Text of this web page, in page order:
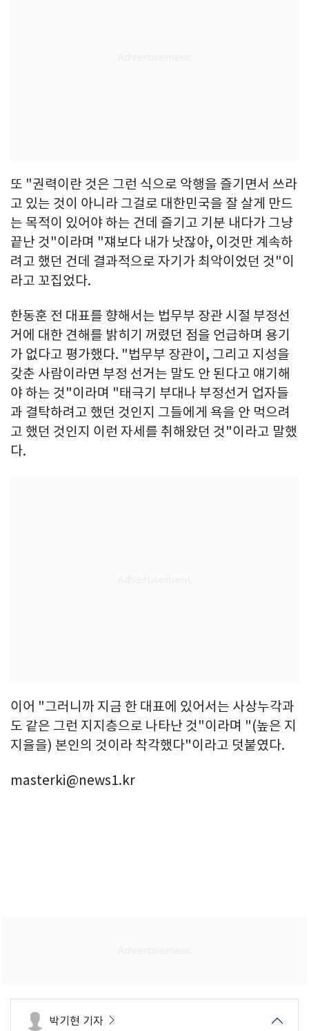
또 "권력이란 것은 그런 식으로 악행을 즐기면서 쓰라
고 있는 것이 아니라 그걸로 대한민국을 잘 살게 만드
는 목적이 있어야 하는 건데 즐기고 기분 내다가 그냥
끝난 것"이라며 "쟤보다 내가 낫잖아, 이것만 계속하
려고 했던 건데 결과적으로 자기가 최악이었던 것"이
라고 꼬집었다.
한동훈 전 대표를 향해서는 법무부 장관 시절 부정선
거에 대한 견해를 밝히기 꺼렸던 점을 언급하며 용기
가 없다고 평가했다. "법무부 장관이, 그리고 지성을
갖춘 사람이라면 부정 선거는 말도 안 된다고 얘기해
야 하는 것"이라며 "태극기 부대나 부정선거 업자들
과 결탁하려고 했던 것인지 그들에게 욕을 안 먹으려
고 했던 것인지 이런 자세를 취해왔던 것"이라고 말했
다.
이어 "그러니까 지금 한 대표에 있어서는 사상누각과
도 같은 그런 지지층으로 나타난 것"이라며 "(높은 지
지율을) 본인의 것이라 착각했다"이라고 덧붙였다.
masterki@news1.kr
박기현 기자